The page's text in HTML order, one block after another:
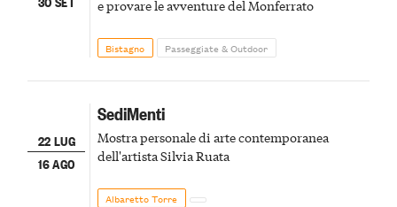
e provare le avventure del Monferrato
Bistagno Passeggiate & Outdoor
22 LUG
16 AGO
SediMenti
Mostra personale di arte contemporanea
dell'artista Silvia Ruata
Albaretto Torre